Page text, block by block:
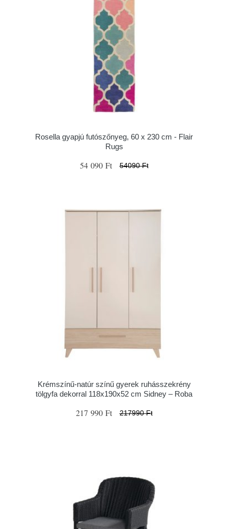
Rosella gyapjú futószőnyeg, 60 x 230 cm - Flair
Rugs
54 090 Ft 54090 Ft
Krémszínű-natúr színű gyerek ruhásszekrény
tölgyfa dekorral 118x190x52 cm Sidney – Roba
217 990 Ft 217990 Ft